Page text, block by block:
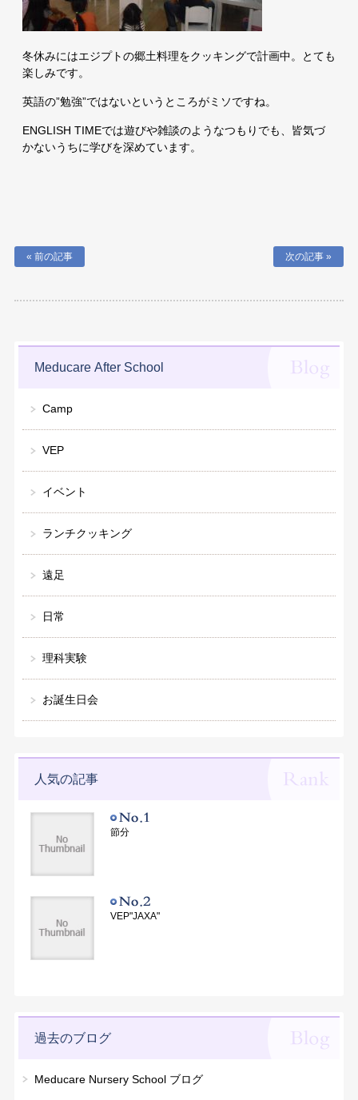
冬休みにはエジプトの郷土料理をクッキングで計画中。とても
楽しみです。
英語の”勉強”ではないというところがミソですね。
ENGLISH TIMEでは遊びや雑談のようなつもりでも、皆気づ
かないうちに学びを深めています。
« 前の記事 次の記事 »
Meducare After School
Camp
VEP
イベント
ランチクッキング
遠足
日常
理科実験
お誕生日会
人気の記事
節分
VEP"JAXA"
過去のブログ
Meducare Nursery School ブログ